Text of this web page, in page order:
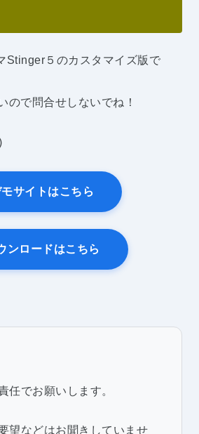
Stinger５のカスタマイズ版で
ので問合せしないでね！
モサイトはこちら
ンロードはこちら
任でお願いします。
望などはお聞きしていませ